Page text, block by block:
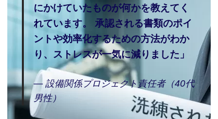
にかけていたものが何かを教えてく
れています。 承認される書類のポイ
ントや効率化するための方法がわか
り、ストレスが一気に減りました」
― 設備関係プロジェクト責任者（40代
男性）